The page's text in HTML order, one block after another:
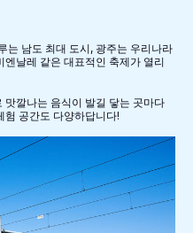
는 남도 최대 도시, 광주는 우리나라
날레 같은 대표적인 축제가 열리
맛깔나는 음식이 발길 닿는 곳마다
험 공간도 다양하답니다!